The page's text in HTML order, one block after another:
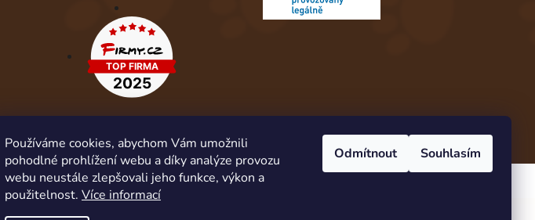
Používáme cookies, abychom Vám umožnili
pohodlné prohlížení webu a díky analýze provozu
webu neustále zlepšovali jeho funkce, výkon a
použitelnost. Více informací
Odmítnout Souhlasím